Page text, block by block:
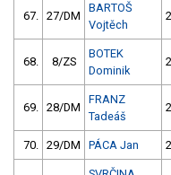
67. 27/DM
BARTOŠ
Vojtěch
68. 8/ZS
BOTEK
Dominik
69. 28/DM
FRANZ
Tadeáš
70. 29/DM PÁCA Jan